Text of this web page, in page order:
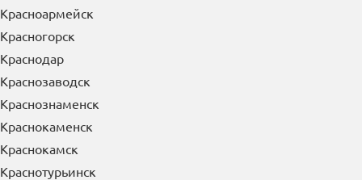
Красноармейск
Красногорск
Краснодар
Краснозаводск
Краснознаменск
Краснокаменск
Краснокамск
Краснотурьинск